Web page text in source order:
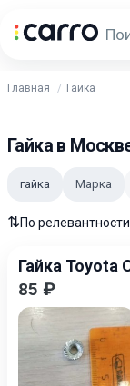
Главная Гайка
Гайка в
гайка Марка
⇅По релевантности
Гайка Toyota
85 ₽